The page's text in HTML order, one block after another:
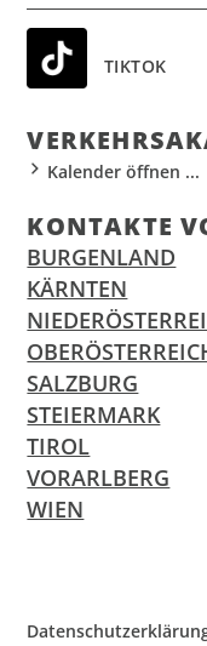
TIKTOK
Kalender öffnen ...
KON­TAK­TE
BURGENLAND
KÄRNTEN
SALZBURG
STEIERMARK
TIROL
VORARLBERG
WIEN